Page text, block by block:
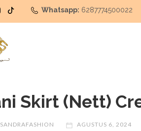
Whatsapp: 6287774500022
Skirt (Nett)
AGUSTUS 6, 2024